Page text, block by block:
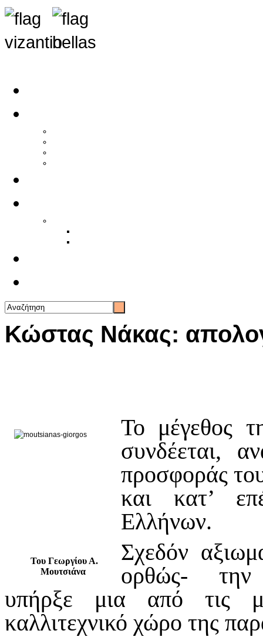
Κώστας Νάκας:
Του Γεωργίου Α.
Μουτσιάνα
Το μέγεθος
συνδέεται,
προσφοράς
και κατ’
Ελλήνων.
Σχεδόν
ορθώς- την
υπήρξε μια από τις
καλλιτεχνικό χώρο της